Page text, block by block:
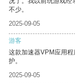
不少。
2025-09-05
游客
这款加速器VPM应用
护。
2025-09-05